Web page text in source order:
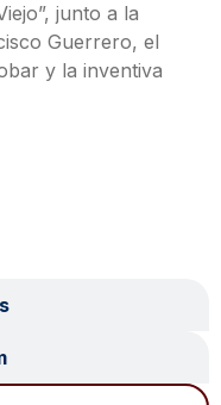
junto a la
Guerrero, el
y la inventiva